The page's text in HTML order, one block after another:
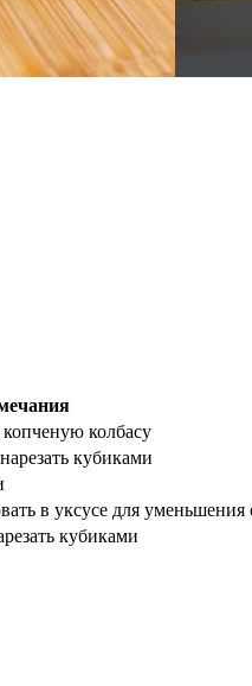
колбасу
кубиками
в уксусе для уменьшения
кубиками